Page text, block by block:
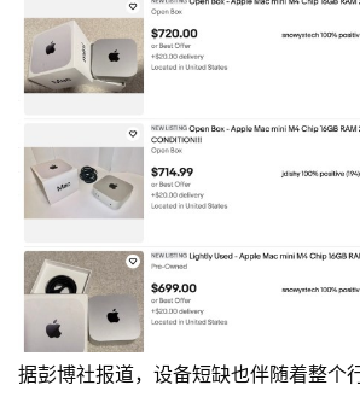
据彭博社报道，设备短缺也伴随着整个